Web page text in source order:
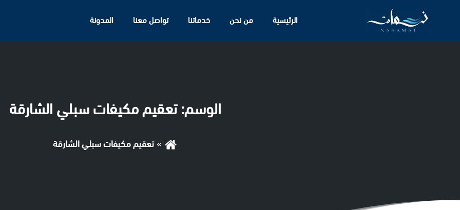
الرئيسية من نحن خدماتنا تواصل معنا المدونة
الوسم:تعقيم مكيفات سبلي الشارقة
تعقيم مكيفات سبلي الشارقة